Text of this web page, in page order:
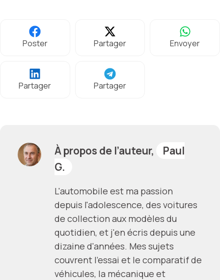
Poster Partager Envoyer
Partager Partager
À propos de l’auteur,
Paul
G.
L'automobile est ma passion
depuis l'adolescence, des voitures
de collection aux modèles du
quotidien, et j'en écris depuis une
dizaine d'années. Mes sujets
couvrent l'essai et le comparatif de
véhicules, la mécanique et